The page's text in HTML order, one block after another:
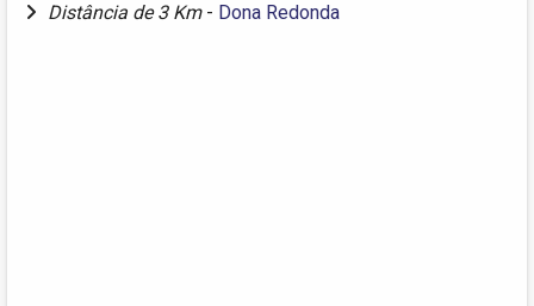
Distância de 3 Km - Dona Redonda